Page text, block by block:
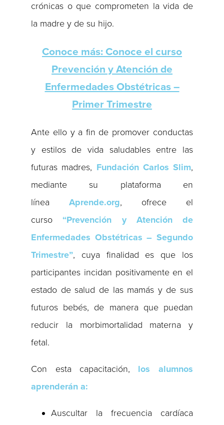
crónicas o que comprometen la vida de
la madre y de su hijo.
Conoce más: Conoce el curso
Prevención y Atención de
Enfermedades Obstétricas –
Primer Trimestre
Ante ello y a fin de promover conductas
y estilos de vida saludables entre las
futuras madres, Fundación Carlos Slim,
mediante su plataforma en
líneaAprende.org, ofrece el
curso“Prevención y Atención de
Enfermedades Obstétricas – Segundo
Trimestre”, cuya finalidad es que los
participantes incidan positivamente en el
estado de salud de las mamás y de sus
futuros bebés, de manera que puedan
reducir la morbimortalidad materna y
fetal.
Con esta capacitación, los
alumnos
aprenderán a:
Auscultar la frecuencia cardíaca